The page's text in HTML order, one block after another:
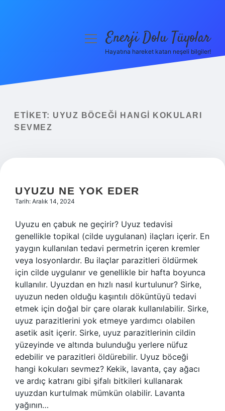
Yasal Uyarı
menüyüEnerji Dolu Tüyolar
Hayatına hareket katan neşeli bilgiler!
ETIKET: UYUZ BÖCEĞI HANGI KOKULARI
SEVMEZ
UYUZU NE YOK EDER
Tarih: Aralık 14, 2024
Uyuzu en çabuk ne geçirir? Uyuz tedavisi
genellikle topikal (cilde uygulanan) ilaçları içerir. En
yaygın kullanılan tedavi permetrin içeren kremler
veya losyonlardır. Bu ilaçlar parazitleri öldürmek
için cilde uygulanır ve genellikle bir hafta boyunca
kullanılır. Uyuzdan en hızlı nasıl kurtulunur? Sirke,
uyuzun neden olduğu kaşıntılı döküntüyü tedavi
etmek için doğal bir çare olarak kullanılabilir. Sirke,
uyuz parazitlerini yok etmeye yardımcı olabilen
asetik asit içerir. Sirke, uyuz parazitlerinin cildin
yüzeyinde ve altında bulunduğu yerlere nüfuz
edebilir ve parazitleri öldürebilir. Uyuz böceği
hangi kokuları sevmez? Kekik, lavanta, çay ağacı
ve ardıç katranı gibi şifalı bitkileri kullanarak
uyuzdan kurtulmak mümkün olabilir. Lavanta
yağının…